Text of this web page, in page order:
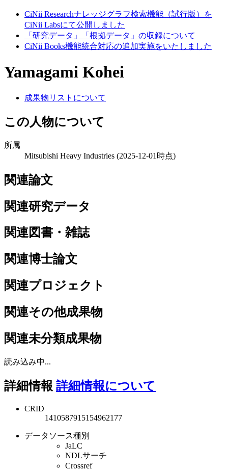
CiNii Researchナレッジグラフ検索機能（試行版）を
CiNii Labsにて公開しました
「研究データ」「根拠データ」の収録について
CiNii Books機能統合対応の追加実施をいたしました
Yamagami Kohei
成果物リストについて
この人物について
所属
Mitsubishi Heavy Industries (2025-12-01時点)
関連論文
関連研究データ
関連図書・雑誌
関連博士論文
関連プロジェクト
関連その他成果物
関連未分類成果物
読み込み中...
詳細情報 詳細情報について
CRID
1410587915154962177
データソース種別
JaLC
NDLサーチ
Crossref